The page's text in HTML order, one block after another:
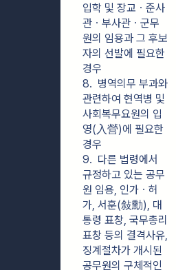
입학 및 장교ㆍ준사
관ㆍ부사관ㆍ군무
원의 임용과 그 후보
자의 선발에 필요한
경우
8.  병역의무 부과와
관련하여 현역병 및
사회복무요원의 입
영(入營)에 필요한
경우
9.  다른 법령에서
규정하고 있는 공무
원 임용, 인가ㆍ허
가, 서훈(敍勳), 대
통령 표창, 국무총리
표창 등의 결격사유,
징계절차가 개시된
공무원의 구체적인